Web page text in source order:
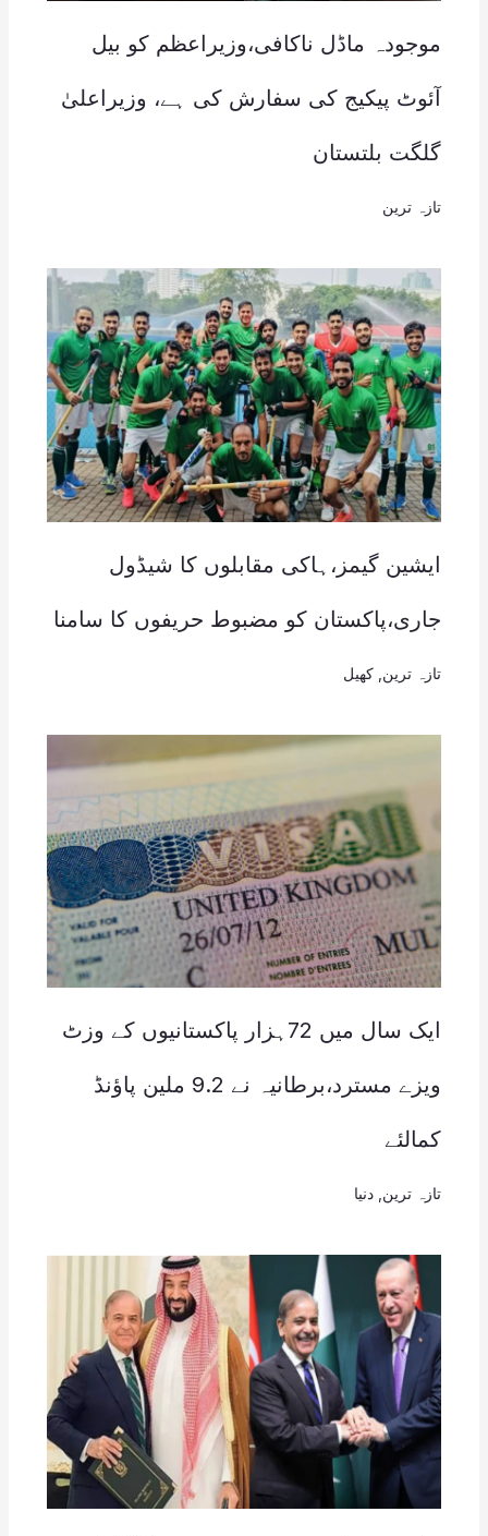
موجودہ ماڈل ناکافی،وزیراعظم کو بیل
آئوٹ پیکیج کی سفارش کی ہے، وزیراعلیٰ
گلگت بلتستان
تازہ ترین
ایشین گیمز،ہاکی مقابلوں کا شیڈول
جاری،پاکستان کو مضبوط حریفوں کا سامنا
تازہ ترین کھیل
ایک سال میں 72ہزار پاکستانیوں کے وزٹ
ویزے مسترد،برطانیہ نے 9.2 ملین پاؤنڈ
کمالئے
تازہ ترین دنیا